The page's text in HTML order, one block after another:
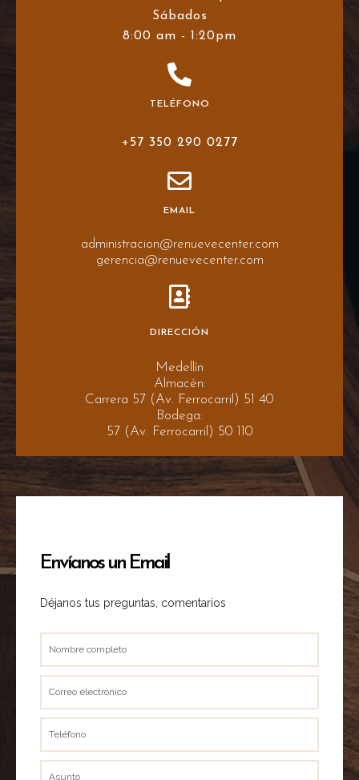
Sábados
8:00 am - 1:20pm
TELÉFONO
+57 350 290 0277
EMAIL
administracion@renuevecenter.com
gerencia@renuevecenter.com
DIRECCIÓN
Medellín
Almacén:
Carrera 57 (Av. Ferrocarril) 51 40
Bodega:
57 (Av. Ferrocarril) 50 110
Envíanos un Email
Déjanos tus preguntas, comentarios